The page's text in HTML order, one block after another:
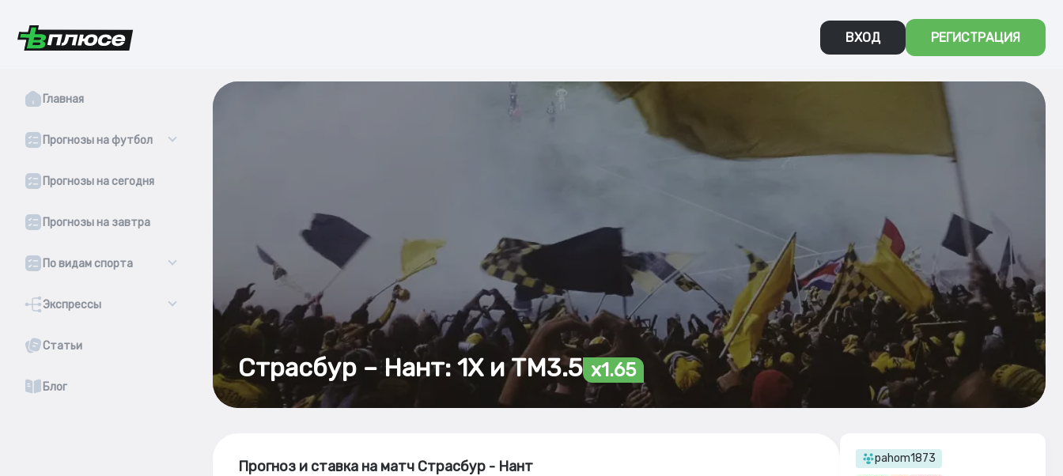
ВХОД РЕГИСТРАЦИЯ
Главная
Прогнозы на футбол
Прогнозы на сегодня
Прогнозы на завтра
По видам спорта
Экспрессы
Статьи
Блог
Страсбур – Нант: 1Х и ТМ3.5 x1.65
Прогноз и ставка на матч Страсбур - Нант
pahom1873